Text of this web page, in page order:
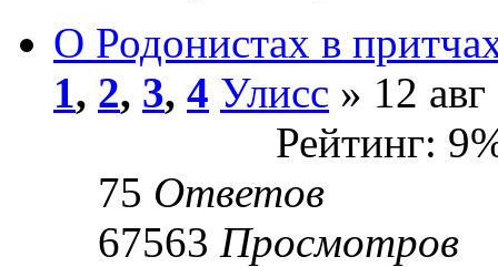
О Родонистах в
1, 2, 3, 4 Улисс » 12
Рейтинг:
75 Ответов
67563 Просмотров